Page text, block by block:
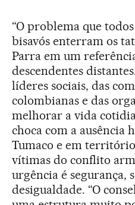
“O problema que
bisavós enterram os
Parra em um
descendentes
líderes sociais, das
colombianas e das
melhorar a vida
choca com a ausência
Tumaco e em
vítimas do conflito
urgência é segurança,
desigualdade. “O